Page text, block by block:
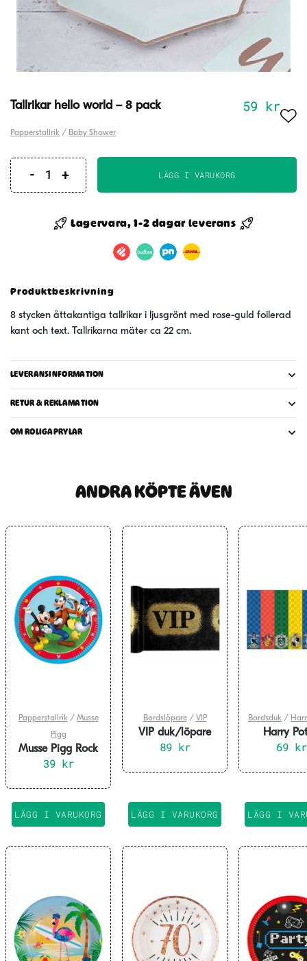
Tallrikar hello world – 8 pack 59 kr
Papperstallrik / Baby Shower
Tallrikar
world
LÄGG I VARUKORG
Lagervara, 1-2 dagar leverans
Produktbeskrivning
8 stycken åttakantiga tallrikar i ljusgrönt med rose-guld foilerad
kant och text. Tallrikarna mäter ca 22 cm.
LEVERANSINFORMATION
RETUR & REKLAMATION
OM ROLIGAPRYLAR
ANDRA KÖPTE ÄVEN
Papperstallrik/ Musse
Pigg
Musse Pigg Rock
The House Tallrikar
39 kr
LÄGG I VARUKORG
Bordslöpare/ VIP
VIP duk/löpare
300 cm
89 kr
LÄGG I VARUKORG
Bordsduk /
Harry
Hogwarts
cm
69 kr
LÄGG I